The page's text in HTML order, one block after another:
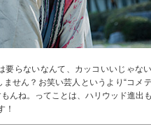
要らないなんて、カッコいいじゃな
せん？お笑い芸人というより“コメ
んね。ってことは、ハリウッド進出
！